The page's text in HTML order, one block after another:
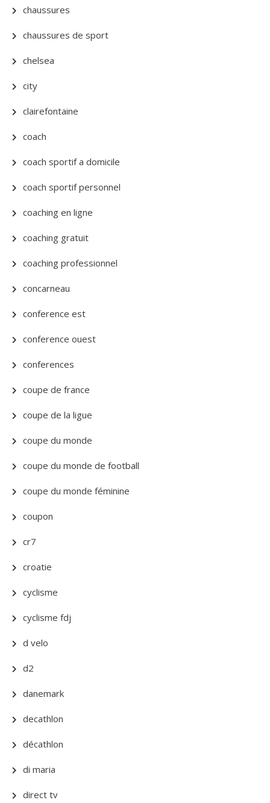
chaussures
chaussures de sport
chelsea
city
clairefontaine
coach
coach sportif a domicile
coach sportif personnel
coaching en ligne
coaching gratuit
coaching professionnel
concarneau
conference est
conference ouest
conferences
coupe de france
coupe de la ligue
coupe du monde
coupe du monde de football
coupe du monde féminine
coupon
cr7
croatie
cyclisme
cyclisme fdj
d velo
d2
danemark
decathlon
décathlon
di maria
direct tv